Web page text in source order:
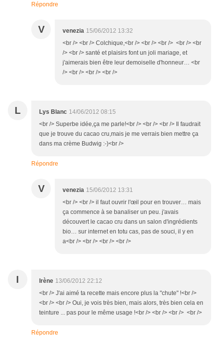
Répondre
V venezia 15/06/2012 13:32
<br /> <br /> Colchique,<br /> <br /> <br /> <br /> <br
/> <br /> santé et plaisirs font un joli mariage, et
j'aimerais bien être leur demoiselle d'honneur… <br
/> <br /> <br /> <br />
L Lys Blanc 14/06/2012 08:15
<br /> Superbe idée,ça me parle!<br /> <br /> <br /> Il faudrait
que je trouve du cacao cru,mais je me verrais bien mettre ça
dans ma crème Budwig :-)<br />
Répondre
V venezia 15/06/2012 13:31
<br /> <br /> il faut ouvrir l'œil pour en trouver… mais
ça commence à se banaliser un peu. j'avais
découvert le cacao cru dans un salon d'ingrédients
bio… sur internet en totu cas, pas de souci, il y en
a<br /> <br /> <br /> <br />
I Irène 13/06/2012 22:12
<br /> J'ai aimé ta recette mais encore plus la "chute" !<br />
<br /> <br /> Oui, je vois très bien, mais alors, très bien cela en
teinture ... pas pour le même usage !<br /> <br /> <br /> <br />
Répondre